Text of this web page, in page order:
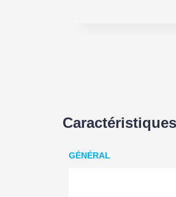
GÉNÉRAL